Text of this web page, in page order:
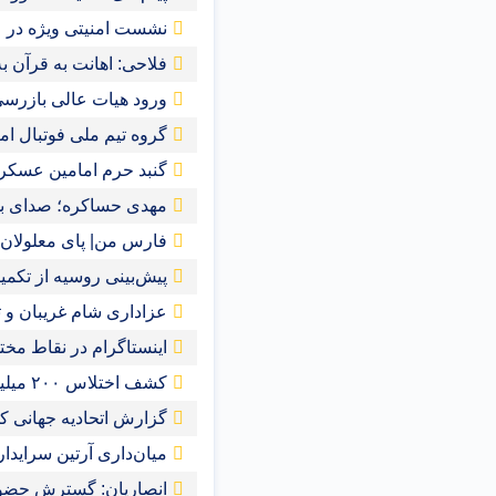
نشست امنیتی ویژه در
فلاحی: اهانت به
ورود هیات عالی
گروه تیم ملی فوتبال
گنبد حرم امامین
مهدی حساکره؛ صدای
فارس من| پای معلولان
پیش‌بینی روسیه از
عزاداری شام غریبان
اینستاگرام در نقاط
کشف اختلاس ۲۰۰ میلیاردی یک کارمند خانم در تهران
گزارش اتحادیه جهانی
میان‌داری آرتین
انصاریان: گسترش